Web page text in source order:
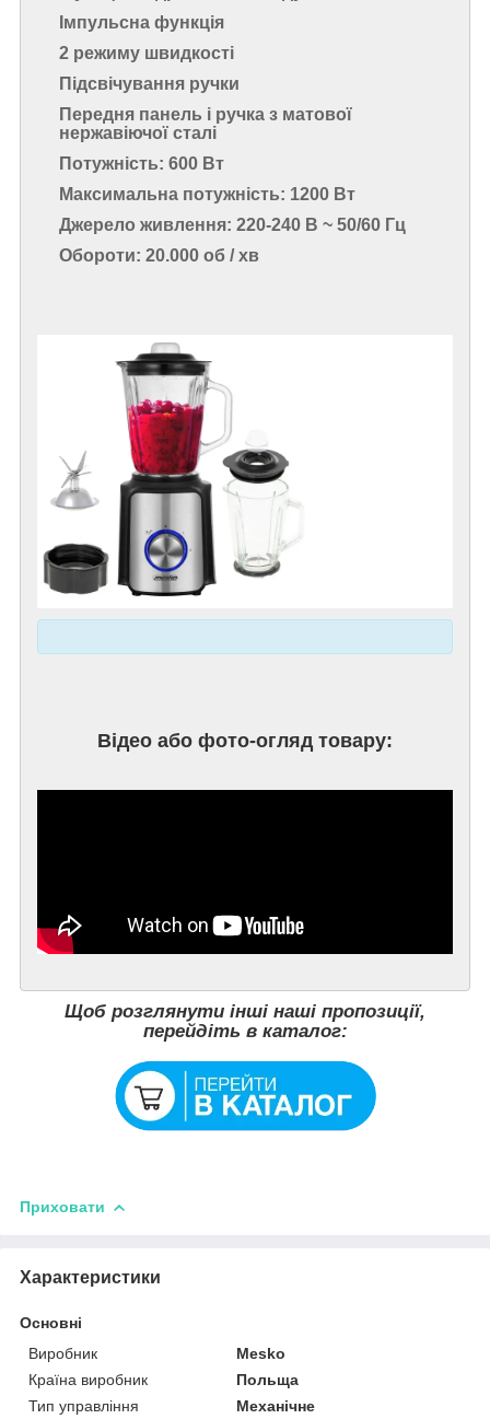
Імпульсна функція
2 режиму швидкості
Підсвічування ручки
Передня панель і ручка з матової
нержавіючої сталі
Потужність: 600 Вт
Максимальна потужність: 1200 Вт
Джерело живлення: 220-240 В ~ 50/60 Гц
Обороти: 20.000 об / хв
Відео або фото-огляд товару:
Щоб розглянути інші наші пропозиції,
перейдіть в каталог:
Приховати
Характеристики
Основні
Виробник
Mesko
Країна виробник
Польща
Тип управління
Механічне